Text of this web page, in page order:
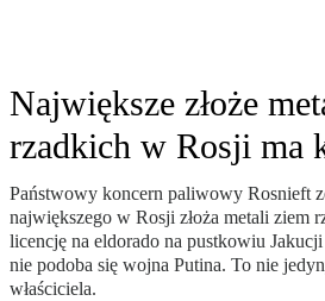
Największe złoże
rzadkich w Rosji ma
Państwowy koncern paliwowy Rosnieft
największego w Rosji złoża metali ziem
licencję na eldorado na pustkowiu
nie podoba się wojna Putina. To nie
właściciela.